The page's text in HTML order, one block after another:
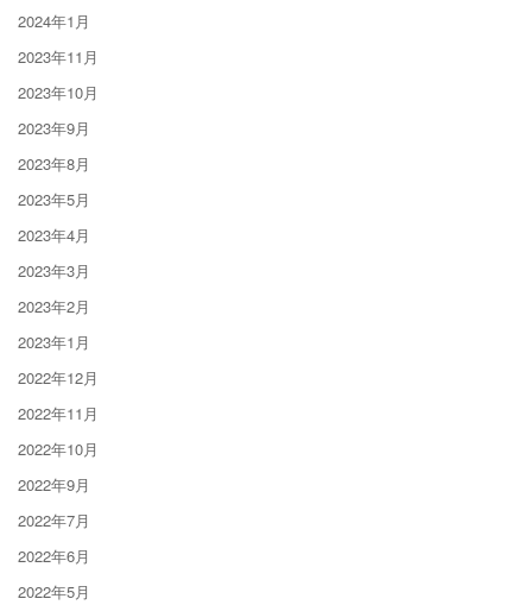
2024年1月
2023年11月
2023年10月
2023年9月
2023年8月
2023年5月
2023年4月
2023年3月
2023年2月
2023年1月
2022年12月
2022年11月
2022年10月
2022年9月
2022年7月
2022年6月
2022年5月